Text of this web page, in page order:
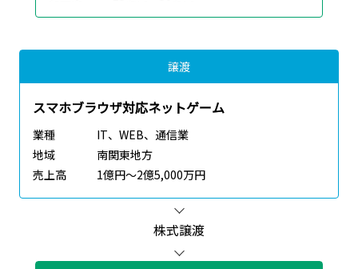
譲渡
スマホブラウザ対応ネットゲーム
業種
IT、WEB、通信業
地域
南関東地方
売上高
1億円～2億5,000万円
株式譲渡